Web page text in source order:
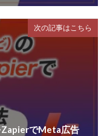
次の記事はこちら
ZapierでMeta広告